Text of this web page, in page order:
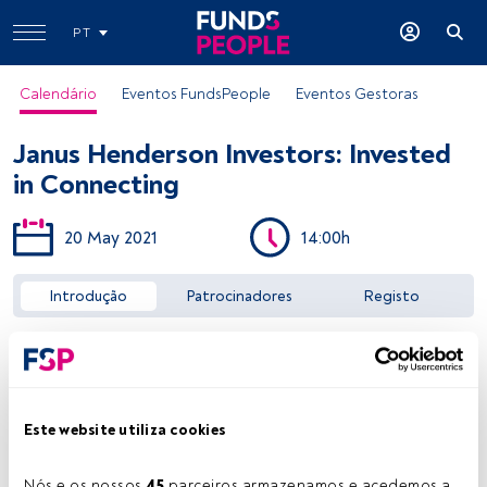
Este website utiliza cookies
PT
Calendário Eventos FundsPeople Eventos Gestoras
Janus Henderson Investors: Invested
in Connecting
20 May 2021 14:00h
Introdução Patrocinadores Registo